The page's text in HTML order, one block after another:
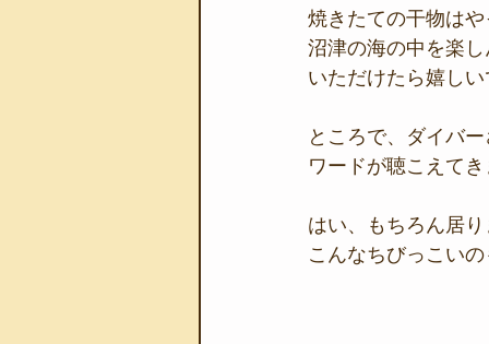
焼きたての干物は
沼津の海の中を楽
いただけたら嬉しい
ところで、ダイバ
ワードが聴こえてき
はい、もちろん居り
こんなちびっこいの